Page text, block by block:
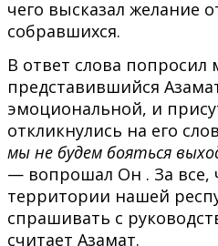
чего высказал желание
собравшихся.
В ответ слова попросил
представившийся
эмоциональной, и
откликнулись на его
мы не будем бояться
— вопрошал Он . За все,
территории нашей
спрашивать с
считает Азамат.